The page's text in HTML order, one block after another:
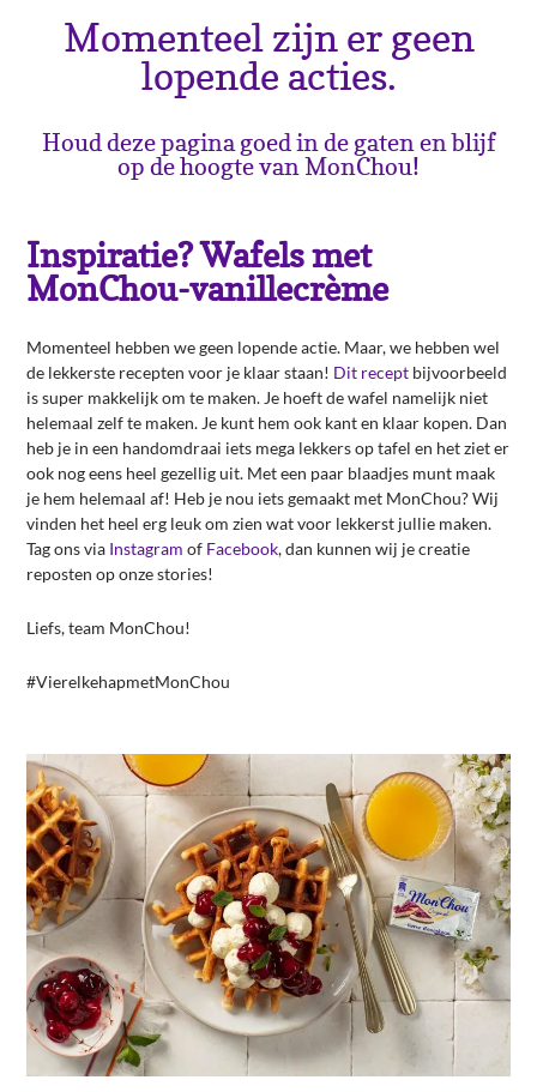
Momenteel zijn er geen
lopende acties.
Houd deze pagina goed in de gaten en blijf
op de hoogte van MonChou!
Inspiratie? Wafels met
MonChou-vanillecrème
Momenteel hebben we geen lopende actie. Maar, we hebben wel
de lekkerste recepten voor je klaar staan! Dit recept bijvoorbeeld
is super makkelijk om te maken. Je hoeft de wafel namelijk niet
helemaal zelf te maken. Je kunt hem ook kant en klaar kopen. Dan
heb je in een handomdraai iets mega lekkers op tafel en het ziet er
ook nog eens heel gezellig uit. Met een paar blaadjes munt maak
je hem helemaal af! Heb je nou iets gemaakt met MonChou? Wij
vinden het heel erg leuk om zien wat voor lekkerst jullie maken.
Tag ons via Instagram of Facebook, dan kunnen wij je creatie
reposten op onze stories!
Liefs, team MonChou!
#VierelkehapmetMonChou